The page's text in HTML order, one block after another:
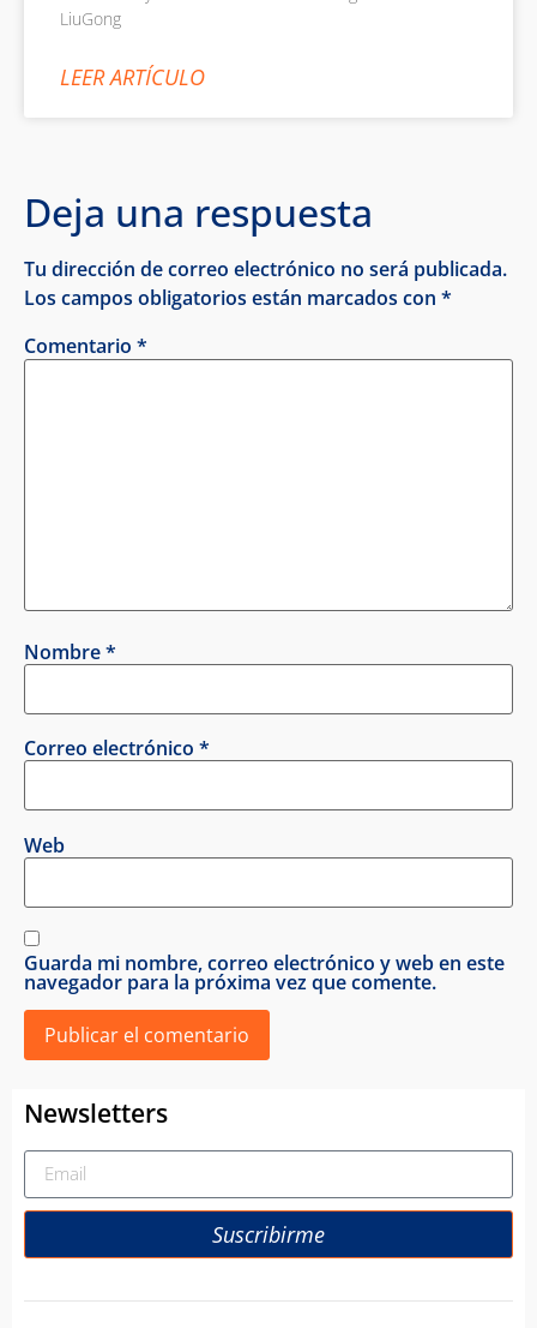
LiuGong
LEER ARTÍCULO
Deja una respuesta
Tu dirección de correo electrónico no será publicada.
Los campos obligatorios están marcados con *
Comentario *
Nombre*
Correo electrónico *
Web
Guarda mi nombre, correo electrónico y web en este
navegador para la próxima vez que comente.
Newsletters
Suscribirme